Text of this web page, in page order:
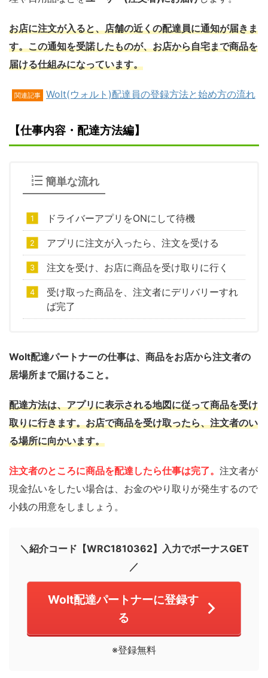
お店に注文が入ると、店舗の近くの配達員に通知が届きま
す。この通知を受諾したものが、お店から自宅まで商品を
届ける仕組みになっています。
関連記事 Wolt(ウォルト)配達員の登録方法と始め方の流れ
【仕事内容・配達方法編】
簡単な流れ
ドライバーアプリをONにして待機
アプリに注文が入ったら、注文を受ける
注文を受け、お店に商品を受け取りに行く
受け取った商品を、注文者にデリバリーすれ
ば完了
Wolt配達パートナーの仕事は、商品をお店から注文者の
居場所まで届けること。
配達方法は、アプリに表示される地図に従って商品を受け
取りに行きます。お店で商品を受け取ったら、注文者のい
る場所に向かいます。
注文者のところに商品を配達したら仕事は完了。 注文者が
現金払いをしたい場合は、お金のやり取りが発生するので
小銭の用意をしましょう。
＼紹介コード【WRC1810362】入力でボーナスGET
／
Wolt配達パートナーに登録す
る
※登録無料